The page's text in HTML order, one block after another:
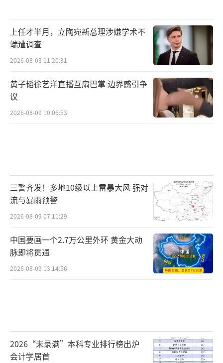
上任才半月，立陶宛新总理涉嫌学术不
端遭调查
2026-08-03 11:20:31
黄子韬徐艺洋直播互扇巴掌 边界感引争
议
2026-08-09 10:06:53
三警齐发！多地10级以上雷暴大风 强对
流与暴雨预警
2026-08-09 07:11:29
中国要画一个2.7万公里外环 黄金大动
脉即将贯通
2026-08-09 13:14:56
2026“未录满”本科专业排行榜出炉
会计学居首